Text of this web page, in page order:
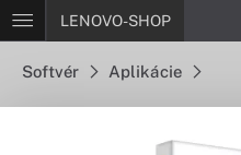
LENOVO-SHOP
Softvér Aplikácie